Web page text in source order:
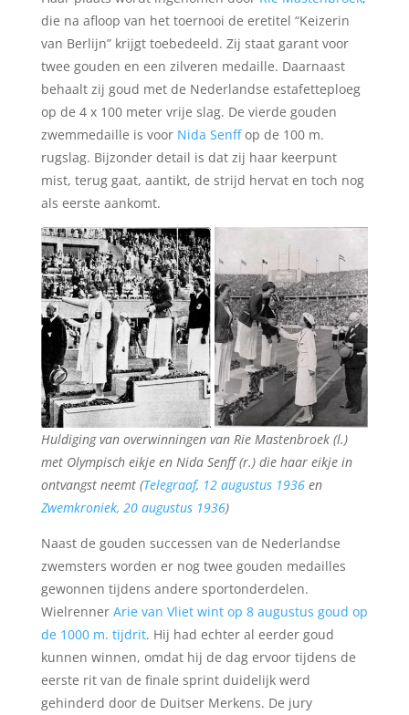
die na afloop van het toernooi de eretitel “Keizerin
van Berlijn” krijgt toebedeeld. Zij staat garant voor
twee gouden en een zilveren medaille. Daarnaast
behaalt zij goud met de Nederlandse estafetteploeg
op de 4 x 100 meter vrije slag. De vierde gouden
zwemmedaille is voor Nida Senffop de 100 m.
rugslag. Bijzonder detail is dat zij haar keerpunt
mist, terug gaat, aantikt, de strijd hervat en toch nog
als eerste aankomt.
Huldiging van overwinningen van Rie Mastenbroek (l.)
met Olympisch eikje en Nida Senff (r.) die haar eikje in
ontvangst neemt (Telegraaf, 12 augustus 1936en
Zwemkroniek, 20 augustus 1936)
Naast de gouden successen van de Nederlandse
zwemsters worden er nog twee gouden medailles
gewonnen tijdens andere sportonderdelen.
Wielrenner Arie van Vliet wint op 8 augustus goud op
de 1000 m. tijdrit. Hij had echter al eerder goud
kunnen winnen, omdat hij de dag ervoor tijdens de
eerste rit van de finale sprint duidelijk werd
gehinderd door de Duitser Merkens. De jury